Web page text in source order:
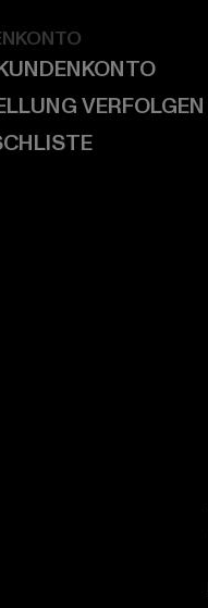
VERFOLGEN